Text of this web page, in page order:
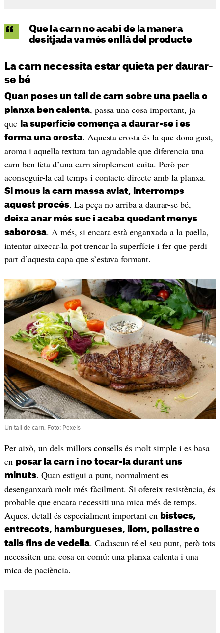
Que la carn no acabi de la manera
desitjada va més enllà del producte
La carn necessita estar quieta per daurar-
se bé
Quan poses un tall de carn sobre una paella o
planxa ben calenta, passa una cosa important, ja
que
la superfície comença a daurar-se i es
forma una crosta. Aquesta crosta és la que dona gust,
aroma i aquella textura tan agradable que diferencia una
carn ben feta d’una carn simplement cuita. Però per
aconseguir-la cal temps i contacte directe amb la planxa.
Si mous la carn massa aviat, interromps
aquest procés. La peça no arriba a daurar-se bé,
deixa anar més suc i acaba quedant menys
saborosa. A més, si encara està enganxada a la paella,
intentar aixecar-la pot trencar la superfície i fer que perdi
part d’aquesta capa que s’estava formant.
Un tall de carn. Foto: Pexels
Per això, un dels millors consells és molt simple i es basa
en posar la carn i no tocar-la durant uns
minuts. Quan estigui a punt, normalment es
desenganxarà molt més fàcilment. Si ofereix resistència, és
probable que encara necessiti una mica més de temps.
Aquest detall és especialment important en bistecs,
entrecots, hamburgueses, llom, pollastre o
talls fins de vedella. Cadascun té el seu punt, però tots
necessiten una cosa en comú: una planxa calenta i una
mica de paciència.